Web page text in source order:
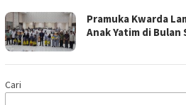
Pramuka Kwarda
Anak Yatim di Bulan
Cari